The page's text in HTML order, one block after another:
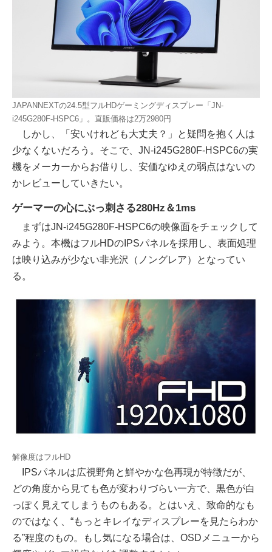
JAPANNEXTの24.5型フルHDゲーミングディスプレー「JN-
i245G280F-HSPC6」。直販価格は2万2980円
しかし、「安いけれども大丈夫？」と疑問を抱く人は
少なくないだろう。そこで、JN-i245G280F-HSPC6の実
機をメーカーからお借りし、安価なゆえの弱点はないの
かレビューしていきたい。
ゲーマーの心にぶっ刺さる280Hz＆1ms
まずはJN-i245G280F-HSPC6の映像面をチェックして
みよう。本機はフルHDのIPSパネルを採用し、表面処理
は映り込みが少ない非光沢（ノングレア）となってい
る。
解像度はフルHD
IPSパネルは広視野角と鮮やかな色再現が特徴だが、
どの角度から見ても色が変わりづらい一方で、黒色が白
っぽく見えてしまうものもある。とはいえ、致命的なも
のではなく、“もっとキレイなディスプレーを見たらわか
る”程度のもの。もし気になる場合は、OSDメニューから